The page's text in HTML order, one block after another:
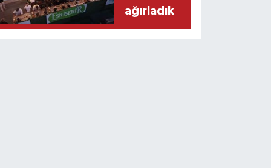
ağırladık